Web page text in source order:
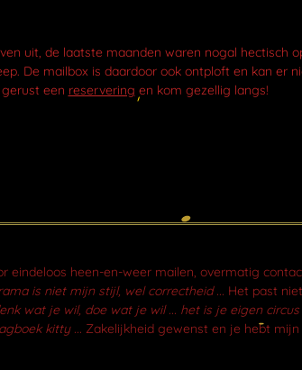
uit, de laatste maanden waren nogal hectisch
De mailbox is daardoor ook ontploft en kan er
een reservering en kom gezellig langs!
eindeloos heen-en-weer mailen, overmatig
is niet mijn stijl, wel correctheid ... Het past
wat je wil, doe wat je wil ... het is je eigen circus
kitty ... Zakelijkheid gewenst en je hebt